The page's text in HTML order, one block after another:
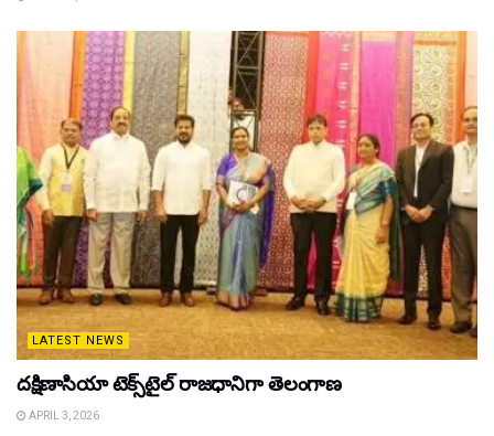
LATEST NEWS
దక్షిణాసియా టెక్స్‌టైల్ రాజధానిగా తెలంగాణ
APRIL 3, 2026